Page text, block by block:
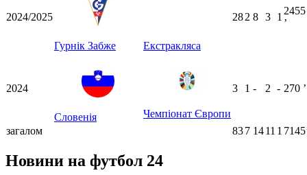
2024/2025
Гурнік Забже Екстракляса
282 8 3 1
2455
ʼ
2024
Словенія Чемпіонат Європи
3 1 - 2 - 270 ʼ
загалом 837 1411 1
Новини на футбол 24